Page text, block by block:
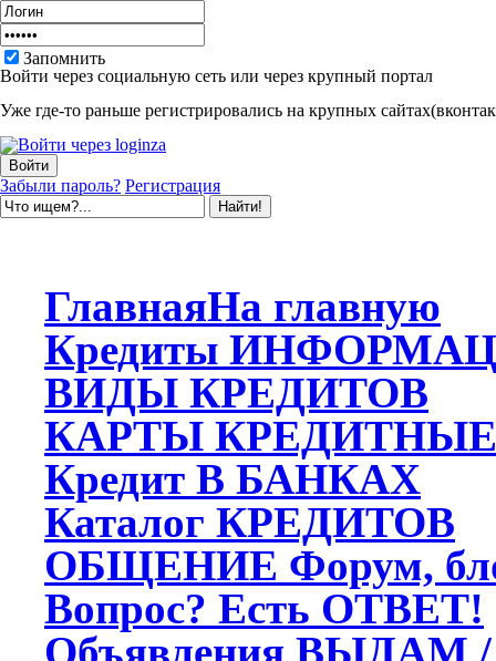
Запомнить
Войти через социальную сеть или через крупный портал
Уже где-то раньше регистрировались на крупных
Забыли пароль? Регистрация
ГлавнаяНа главную
Кредиты
ВИДЫ КРЕДИТОВ
КАРТЫ КРЕДИТНЫЕ
Кредит В БАНКАХ
Каталог КРЕДИТОВ
ОБЩЕНИЕ Форум,
Вопрос? Есть ОТВЕТ!